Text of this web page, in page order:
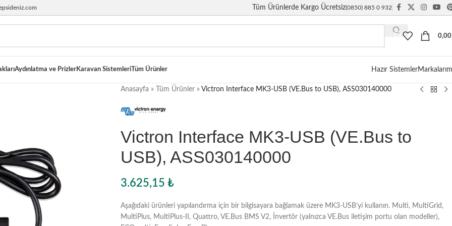
Tüm Ürünlerde Kargo Ücretsiz(0850) 885 0 932
Aydınlatma ve PrizlerKaravan SistemleriTüm Ürünler Hazır Sistemler
Anasayfa » Tüm Ürünler » Victron Interface MK3-USB (VE.Bus to USB), ASS030140000
Victron Interface MK3-USB (VE.Bus to
USB), ASS030140000
3.625,15 ₺
Aşağıdaki ürünleri yapılandırma için bir bilgisayara bağlamak üzere MK3-USB’yi kullanın. Multi, MultiGrid,
MultiPlus, MultiPlus-II, Quattro, VE.Bus BMS V2, İnvertör (yalnızca VE.Bus iletişim portu olan modeller),